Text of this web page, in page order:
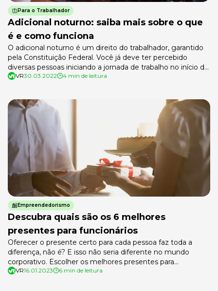
Para o Trabalhador
Adicional noturno: saiba mais sobre o que
é e como funciona
O adicional noturno é um direito do trabalhador, garantido
pela Constituição Federal. Você já deve ter percebido
diversas pessoas iniciando a jornada de trabalho no início da
noite, enquanto outras voltam para casa depois de um
[…]
VR30.03.2022 4 min de leitura
Empreendedorismo
Descubra quais são os 6 melhores
presentes para funcionários
Oferecer o presente certo para cada pessoa faz toda a
diferença, não é? E isso não seria diferente no mundo
corporativo. Escolher os melhores presentes para
funcionários pode motivar ainda mais o seu time,
VR16.01.2023 6 min de leitura